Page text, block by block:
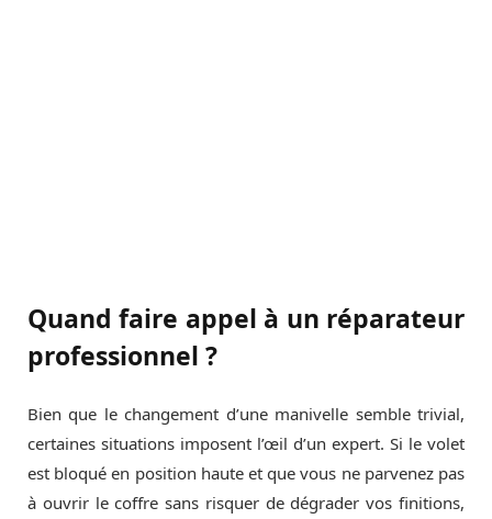
Quand faire appel à un réparateur
professionnel ?
Bien que le changement d’une manivelle semble trivial,
certaines situations imposent l’œil d’un expert. Si le volet
est bloqué en position haute et que vous ne parvenez pas
à ouvrir le coffre sans risquer de dégrader vos finitions,